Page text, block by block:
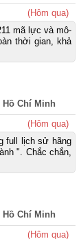
(Hôm qua)
mã lực và mô-
thời gian, khả
Hồ Chí Minh
(Hôm qua)
full lịch sử hãng
". Chắc chắn,
Hồ Chí Minh
(Hôm qua)